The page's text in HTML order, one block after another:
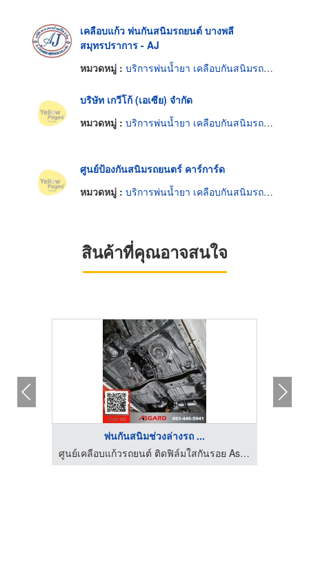
เคลือบแก้ว พ่นกันสนิมรถยนต์ บางพลี
สมุทรปราการ - AJ
หมวดหมู่ : บริการพ่นน้ำยา เคลือบกันสนิมรถยนต์
บริษัท เกวีโก้ (เอเซีย) จำกัด
หมวดหมู่ : บริการพ่นน้ำยา เคลือบกันสนิมรถยนต์
ศูนย์ป้องกันสนิมรถยนตร์ คาร์การ์ด
หมวดหมู่ : บริการพ่นน้ำยา เคลือบกันสนิมรถยนต์
สินค้าที่คุณอาจสนใจ
พ่นกันสนิมช่วงล่างรถ ...
ศูนย์เคลือบแก้วรถยนต์ ติดฟิล์มใสกันรอย Asgard